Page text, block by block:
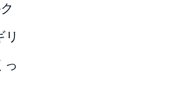
リ
っ